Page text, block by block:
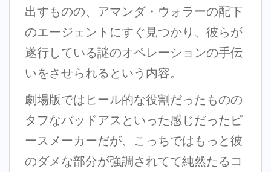
出すものの、アマンダ・ウォラーの配下
のエージェントにすぐ見つかり、彼らが
遂行している謎のオペレーションの手伝
いをさせられるという内容。
劇場版ではヒール的な役割だったものの
タフなバッドアスといった感じだったピ
ースメーカーだが、こっちではもっと彼
のダメな部分が強調されてて純然たるコ